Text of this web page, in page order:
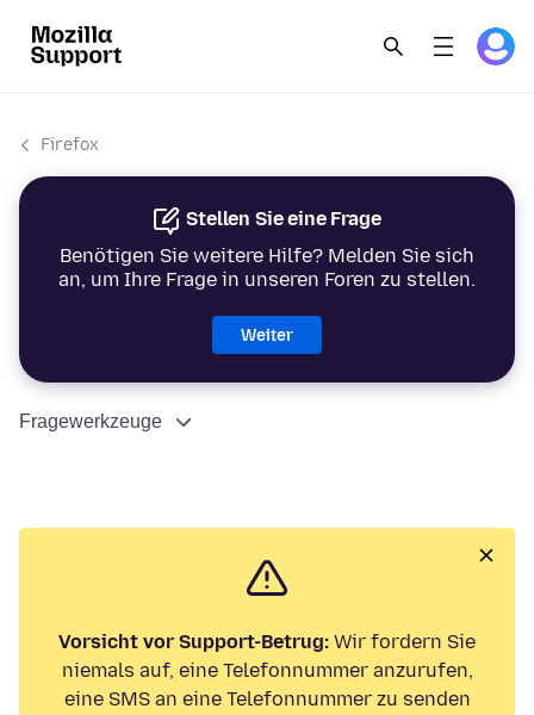
Firefox
Stellen Sie eine Frage
Benötigen Sie weitere Hilfe? Melden Sie sich
an, um Ihre Frage in unseren Foren zu stellen.
Weiter
Fragewerkzeuge
Vorsicht vor Support-Betrug: Wir fordern Sie
niemals auf, eine Telefonnummer anzurufen,
eine SMS an eine Telefonnummer zu senden